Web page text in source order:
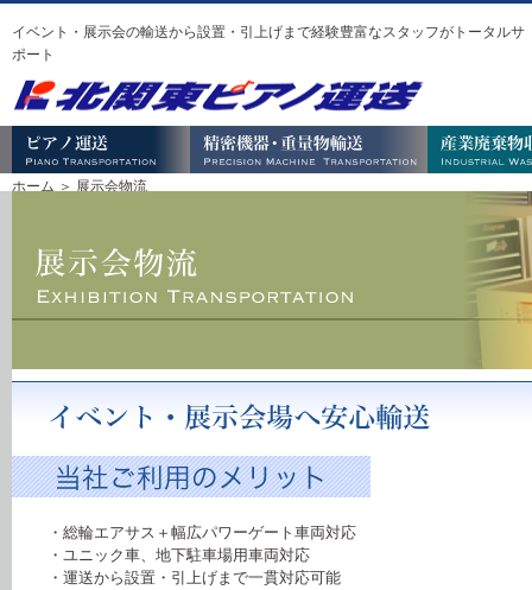
イベント・展示会の輸送から設置・引上げまで経験豊富なスタッフがトータルサ
ポート
ホーム ＞ 展示会物流
・総輪エアサス＋幅広パワーゲート車両対応
・ユニック車、地下駐車場用車両対応
・運送から設置・引上げまで一貫対応可能